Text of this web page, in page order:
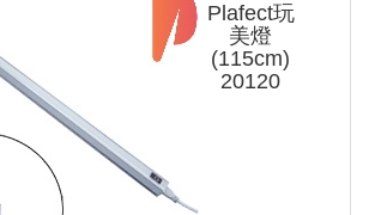
Plafect玩
美燈
(115cm)
20120